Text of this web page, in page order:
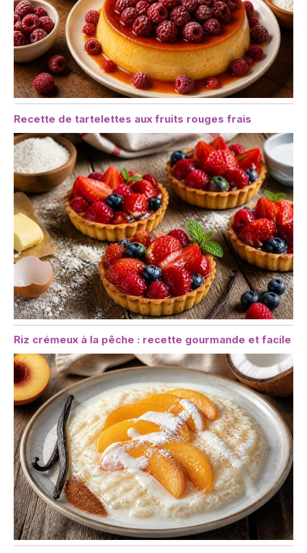
Recette de tartelettes aux fruits rouges frais
Riz crémeux à la pêche : recette gourmande et facile